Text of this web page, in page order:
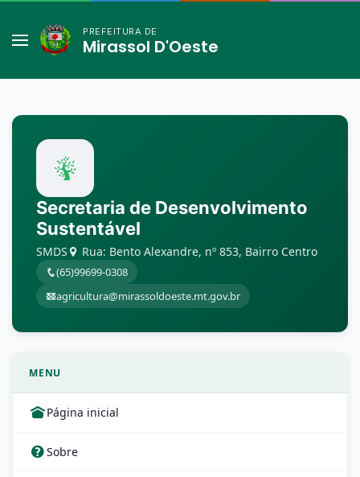
PREFEITURA DE
Mirassol D'Oeste
Secretaria de Desenvolvimento
Sustentável
SMDS Rua: Bento Alexandre, nº 853, Bairro Centro
(65)99699-0308
agricultura@mirassoldoeste.mt.gov.br
MENU
Página inicial
Sobre